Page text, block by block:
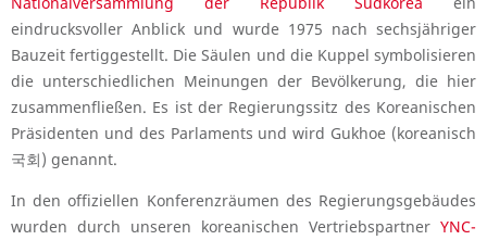
eindrucksvoller Anblick und wurde 1975 nach sechsjähriger
Bauzeit fertiggestellt. Die Säulen und die Kuppel symbolisieren
die unterschiedlichen Meinungen der Bevölkerung, die hier
zusammenfließen. Es ist der Regierungssitz des Koreanischen
Präsidenten und des Parlaments und wird Gukhoe (koreanisch
국회) genannt.
In den offiziellen Konferenzräumen des Regierungsgebäudes
wurden durch unseren koreanischen Vertriebspartner YNC-